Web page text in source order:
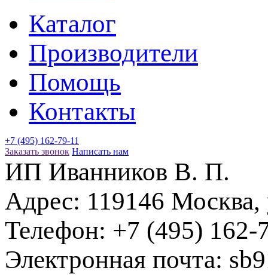
Каталог
Производители
Помощь
Контакты
+7 (495) 162-79-11
Заказать звонок Написать нам
ИП Иванников В. П.
Адрес: 119146 Москва,
Телефон: +7 (495) 162-
Электронная почта: